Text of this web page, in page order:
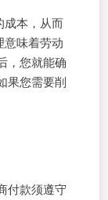
成本，从而
意味着劳动
，您就能确
果您需要削
付款须遵守